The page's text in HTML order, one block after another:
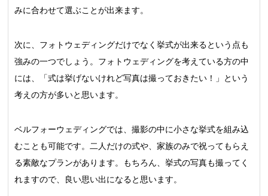
みに合わせて選ぶことが出来ます。
次に、フォトウェディングだけでなく挙式が出来るという点も
強みの一つでしょう。フォトウェディングを考えている方の中
には、「式は挙げないけれど写真は撮っておきたい！」という
考えの方が多いと思います。
ベルフォーウェディングでは、撮影の中に小さな挙式を組み込
むことも可能です。二人だけの式や、家族のみで祝ってもらえ
る素敵なプランがあります。もちろん、挙式の写真も撮ってく
れますので、良い思い出になると思います。